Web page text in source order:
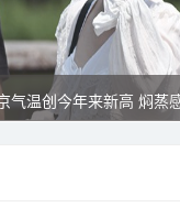
气温创今年来新高 焖蒸